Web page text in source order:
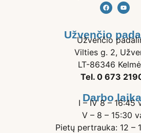
Užvenčio
Užvenčio
Vilties g. 2,
LT-86346
Tel. 0 673
Darbo
I – IV 8 – 16:45
V – 8 – 15:30
Pietų pertrauka: 12 –